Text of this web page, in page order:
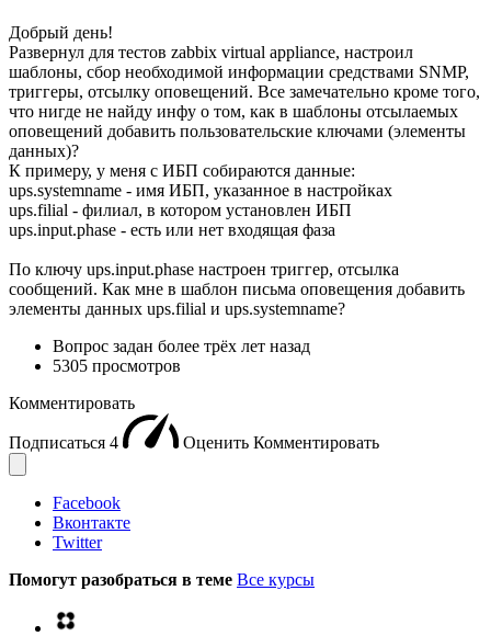
Добрый день!
Развернул для тестов zabbix virtual appliance, настроил
шаблоны, сбор необходимой информации средствами SNMP,
триггеры, отсылку оповещений. Все замечательно кроме того,
что нигде не найду инфу о том, как в шаблоны отсылаемых
оповещений добавить пользовательские ключами (элементы
данных)?
К примеру, у меня с ИБП собираются данные:
ups.systemname - имя ИБП, указанное в настройках
ups.filial - филиал, в котором установлен ИБП
ups.input.phase - есть или нет входящая фаза
По ключу ups.input.phase настроен триггер, отсылка
сообщений. Как мне в шаблон письма оповещения добавить
элементы данных ups.filial и ups.systemname?
Вопрос задан более трёх лет назад
5305 просмотров
Комментировать
Подписаться 4 Оценить Комментировать
Facebook
Вконтакте
Twitter
Помогут разобраться в теме Все курсы